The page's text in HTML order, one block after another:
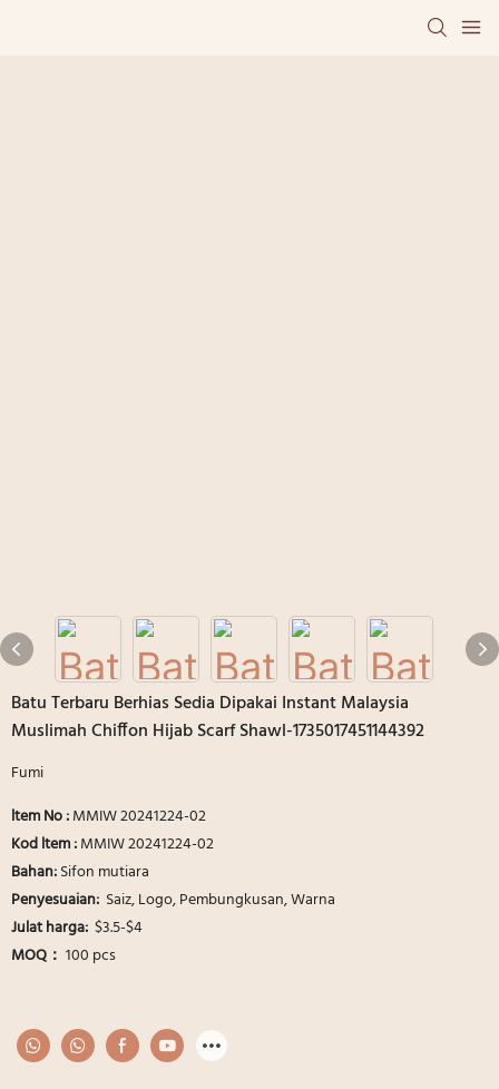
Batu Terbaru Berhias Sedia Dipakai Instant Malaysia
Muslimah Chiffon Hijab Scarf Shawl-1735017451144392
Fumi
ltem No :MMIW 20241224-02
Kod ltem :MMIW 20241224-02
Bahan:Sifon mutiara
Penyesuaian: Saiz, Logo, Pembungkusan, Warna
Julat harga: $3.5-$4
MOQ： 100 pcs